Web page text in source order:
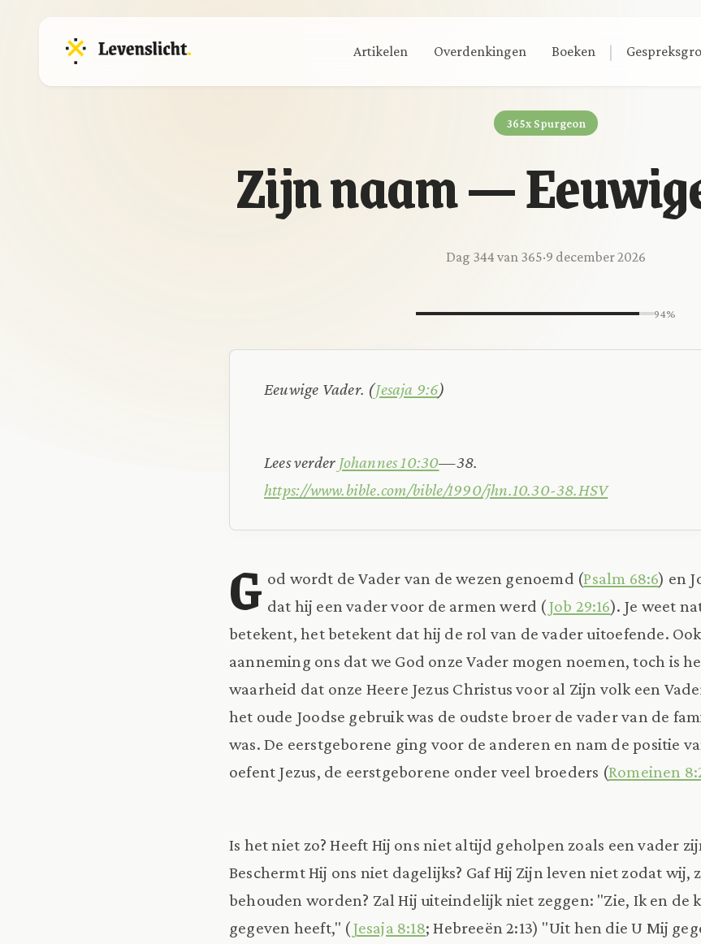
Artikelen Overdenkingen Boeken |
365x Spurgeon
Zijn naam —
Dag 344 van 365·9 december 2026
94%
Eeuwige Vader. (Jesaja 9:6)
Lees verder Johannes 10:30—38.
https://www.bible.com/bible/1990/jhn.10.30-38.HSV
G od wordt de Vader van de wezen genoemd (Psalm 68:6) en
dat hij een vader voor de armen werd (Job 29:16). Je weet
betekent, het betekent dat hij de rol van de vader uitoefende.
aanneming ons dat we God onze Vader mogen noemen, toch is
waarheid dat onze Heere Jezus Christus voor al Zijn volk een
het oude Joodse gebruik was de oudste broer de vader van de
was. De eerstgeborene ging voor de anderen en nam de positie
oefent Jezus, de eerstgeborene onder veel broeders (Romeinen
Is het niet zo? Heeft Hij ons niet altijd geholpen zoals een vader
Beschermt Hij ons niet dagelijks? Gaf Hij Zijn leven niet zodat wij,
behouden worden? Zal Hij uiteindelijk niet zeggen: "Zie, Ik en de
gegeven heeft," (Jesaja 8:18; Hebreeën 2:13) "Uit hen die U Mij